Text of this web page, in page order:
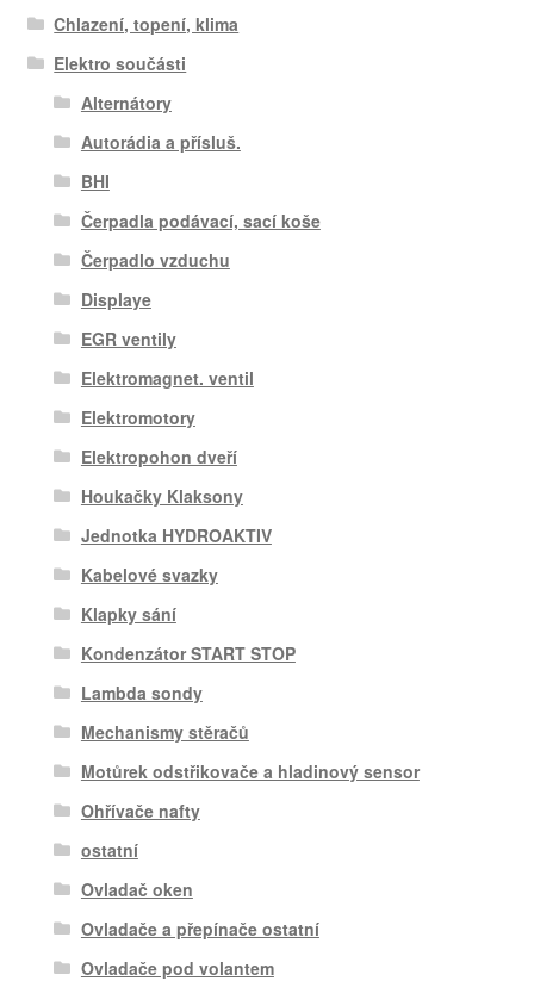
Chlazení, topení, klima
Elektro součásti
Alternátory
Autorádia a přísluš.
BHI
Čerpadla podávací, sací koše
Čerpadlo vzduchu
Displaye
EGR ventily
Elektromagnet. ventil
Elektromotory
Elektropohon dveří
Houkačky Klaksony
Jednotka HYDROAKTIV
Kabelové svazky
Klapky sání
Kondenzátor START STOP
Lambda sondy
Mechanismy stěračů
Motůrek odstřikovače a hladinový sensor
Ohřívače nafty
ostatní
Ovladač oken
Ovladače a přepínače ostatní
Ovladače pod volantem